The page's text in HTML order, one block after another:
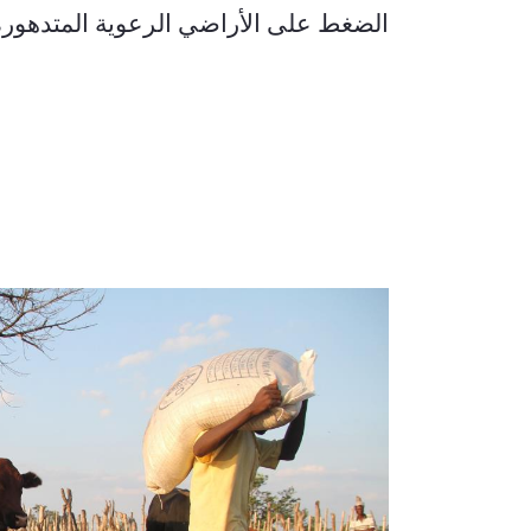
الضغط على الأراضي الرعوية